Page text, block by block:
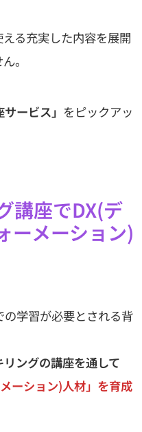
る充実した内容を展開
。
ービス」 をピックアッ
講座でDX(デ
ーメーション)
学習が必要とされる背
ングの講座を通して
ーション)人材」を育成